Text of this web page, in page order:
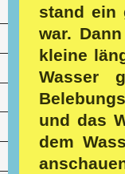
stand ein
war.
kleine
Wasser
und das
dem